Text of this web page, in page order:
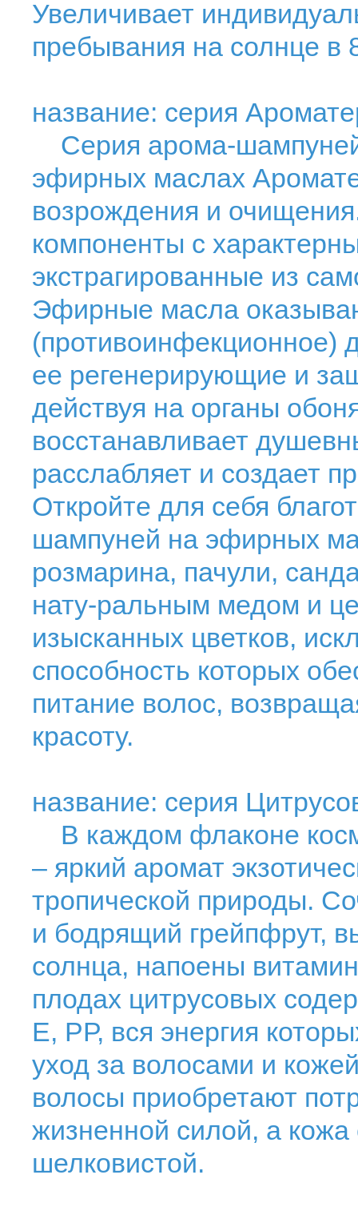
Увеличивает
пребывания на солнце в
название: серия
Серия арома-
эфирных маслах
возрождения и
компоненты с
экстрагированные из
Эфирные масла
(противоинфекционное)
ее регенерирующие и
действуя на органы
восстанавливает
расслабляет и создает
Откройте для себя
шампуней на эфирных
розмарина, пачули,
нату-ральным медом и
изысканных цветков,
способность которых
питание волос,
красоту.
название: серия
В каждом флаконе
– яркий аромат
тропической природы.
и бодрящий грейпфрут,
солнца, напоены
плодах цитрусовых
Е, РР, вся энергия
уход за волосами и
волосы приобретают
жизненной силой, а
шелковистой.